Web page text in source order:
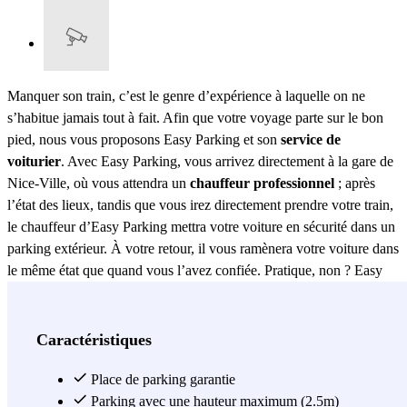
Manquer son train, c’est le genre d’expérience à laquelle on ne
s’habitue jamais tout à fait. Afin que votre voyage parte sur le bon
pied, nous vous proposons Easy Parking et son service de
voiturier. Avec Easy Parking, vous arrivez directement à la gare de
Nice-Ville, où vous attendra un chauffeur professionnel ; après
l’état des lieux, tandis que vous irez directement prendre votre train,
le chauffeur d’Easy Parking mettra votre voiture en sécurité dans un
parking extérieur. À votre retour, il vous ramènera votre voiture dans
le même état que quand vous l’avez confiée. Pratique, non ? Easy
entendu, un gain de temps précieux. Tout ce que vous avez à faire,
ferroviaire. Celle-ci se trouve face à l’avenue Thiers, qui relie
l’avenue Jean-Médecin et le boulevard Gambetta. Notez que vous
Caractéristiques
Place de parking garantie
Parking avec une hauteur maximum (2.5m)